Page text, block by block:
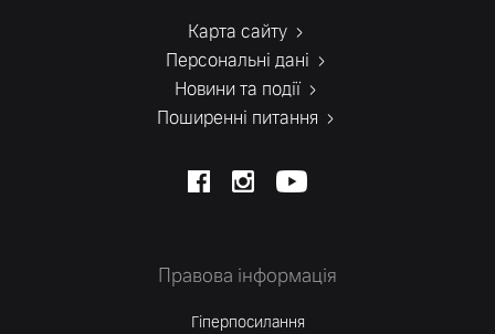
Карта сайту
Персональні дані
Новини та події
Поширенні питання
Правова інформація
Гіперпосилання